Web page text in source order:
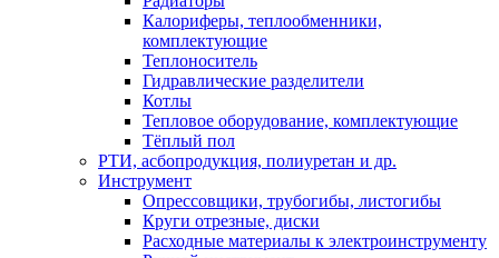
Калориферы, теплообменники,
комплектующие
Теплоноситель
Гидравлические разделители
Котлы
Тепловое оборудование, комплектующие
Тёплый пол
РТИ, асбопродукция, полиуретан и др.
Инструмент
Опрессовщики, трубогибы, листогибы
Круги отрезные, диски
Расходные материалы к электроинструменту